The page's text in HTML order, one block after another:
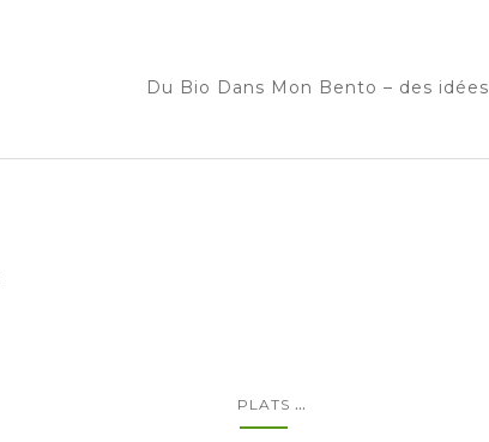
Du Bio Dans Mon Bento – des
PLATS ...